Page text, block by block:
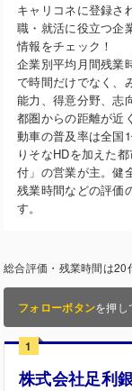
キャリコネに登録さ
職・就活に役立つ企
情報をチェック！
企業別平均月間残業
で時間だけでなく、
能力、得意分野、志
都圏からの距離が近
動車の普及率は全国
りそなHDを加えた
付」の営業が主。健
残業時間などの評価
す。
総合評価・残業時間は20
フォローボタンを押し
1
株式会社足利